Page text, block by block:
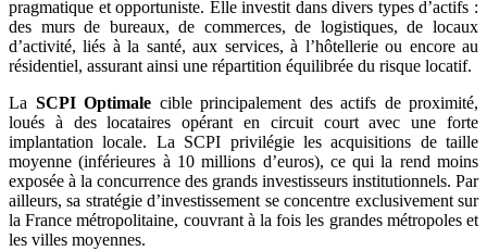
pragmatique et opportuniste. Elle investit dans divers types d’actifs :
des murs de bureaux, de commerces, de logistiques, de locaux
d’activité, liés à la santé, aux services, à l’hôtellerie ou encore au
résidentiel, assurant ainsi une répartition équilibrée du risque locatif.
La SCPI Optimale cible principalement des actifs de proximité,
loués à des locataires opérant en circuit court avec une forte
implantation locale. La SCPI privilégie les acquisitions de taille
moyenne (inférieures à 10 millions d’euros), ce qui la rend moins
exposée à la concurrence des grands investisseurs institutionnels. Par
ailleurs, sa stratégie d’investissement se concentre exclusivement sur
la France métropolitaine, couvrant à la fois les grandes métropoles et
les villes moyennes.